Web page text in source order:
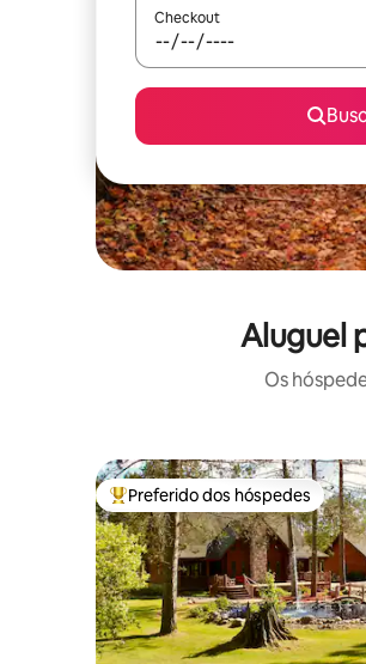
Checkout
Aluguel
Os
Entre os melhores preferidos dos
Preferido dos hóspedes